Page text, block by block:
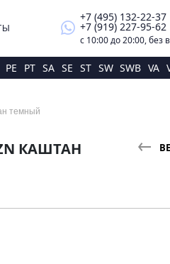
whatsapp
+7 (495) 132-22-37
+7 (919) 227-95-62
с 10:00 до 20:00, без
PE PT SA SE ST SW SWB VA
темный
КАШТАН